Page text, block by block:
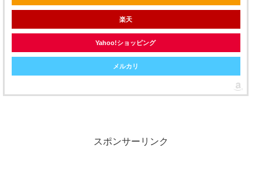
楽天
Yahoo!ショッピング
メルカリ
スポンサーリンク